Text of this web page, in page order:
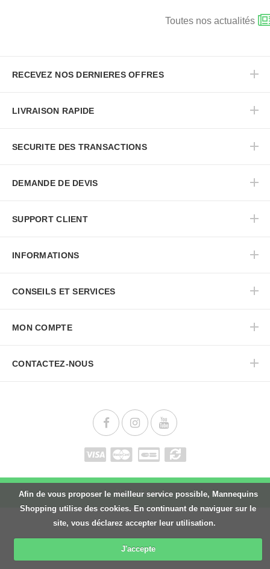
Afin de vous proposer le meilleur service possible, Mannequins
Shopping utilise des cookies. En continuant de naviguer sur le
site, vous déclarez accepter leur utilisation.
J'accepte
Toutes nos actualités
RECEVEZ NOS DERNIERES OFFRES
LIVRAISON RAPIDE
SECURITE DES TRANSACTIONS
DEMANDE DE DEVIS
SUPPORT CLIENT
INFORMATIONS
CONSEILS ET SERVICES
MON COMPTE
CONTACTEZ-NOUS
Haut de page